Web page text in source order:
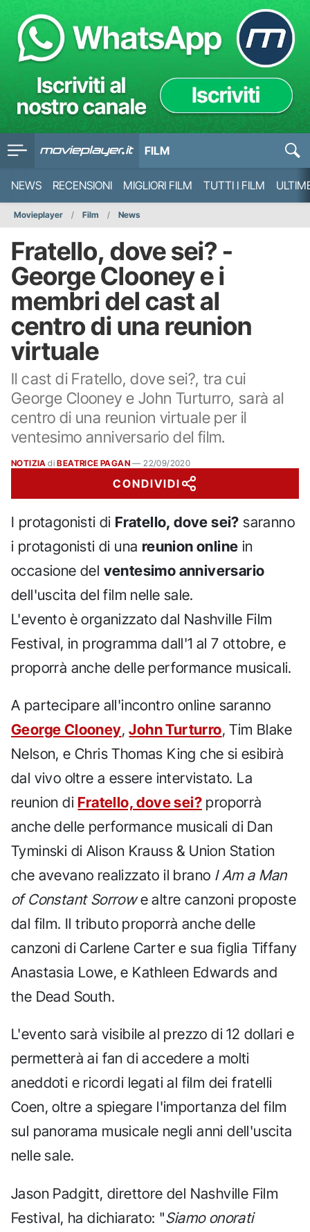
FILM
NEWS RECENSIONI MIGLIORI FILM TUTTI I FILM
Movieplayer Film News
Fratello, dove sei? -
George Clooney e i
membri del cast al
centro di una reunion
virtuale
Il cast di Fratello, dove sei?, tra cui
George Clooney e John Turturro, sarà al
centro di una reunion virtuale per il
ventesimo anniversario del film.
NOTIZIA di BEATRICE PAGAN —22/09/2020
CONDIVIDI
I protagonisti di Fratello, dove sei? saranno
i protagonisti di una reunion online in
occasione del ventesimo anniversario
dell'uscita del film nelle sale.
L'evento è organizzato dal Nashville Film
Festival, in programma dall'1 al 7 ottobre, e
proporrà anche delle performance musicali.
A partecipare all'incontro online saranno
George Clooney,John Turturro, Tim Blake
Nelson, e Chris Thomas King che si esibirà
dal vivo oltre a essere intervistato. La
reunion di Fratello, dove sei? proporrà
anche delle performance musicali di Dan
Tyminski di Alison Krauss & Union Station
che avevano realizzato il brano I Am a Man
of Constant Sorrowe altre canzoni proposte
dal film. Il tributo proporrà anche delle
canzoni di Carlene Carter e sua figlia Tiffany
Anastasia Lowe, e Kathleen Edwards and
the Dead South.
L'evento sarà visibile al prezzo di 12 dollari e
permetterà ai fan di accedere a molti
aneddoti e ricordi legati al film dei fratelli
Coen, oltre a spiegare l'importanza del film
sul panorama musicale negli anni dell'uscita
nelle sale.
Jason Padgitt, direttore del Nashville Film
Festival, ha dichiarato: "Siamo onorati